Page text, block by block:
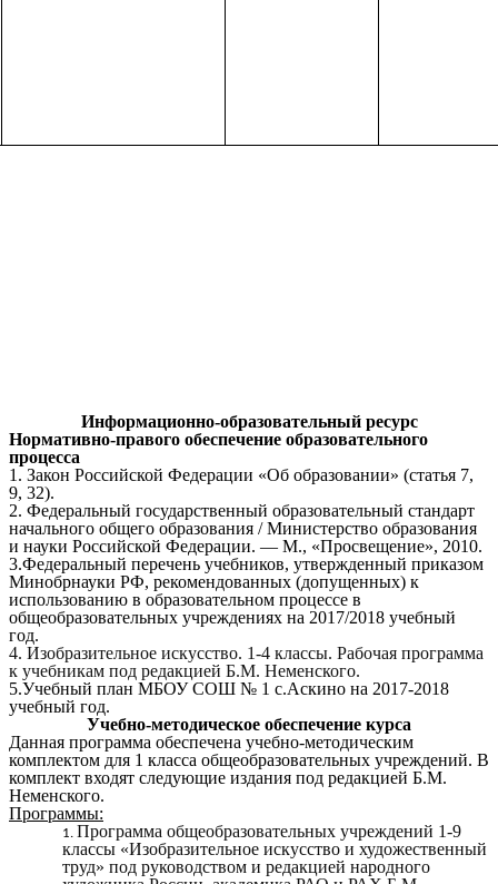
Информационно-образовательный ресурс
Нормативно-правого обеспечение образовательного
процесса
1. Закон Российской Федерации «Об образовании» (статья 7,
9, 32).
2. Федеральный государственный образовательный стандарт
начального общего образования / Министерство образования
и науки Российской Федерации. — М., «Просвещение», 2010.
3.Федеральный перечень учебников, утвержденный приказом
Минобрнауки РФ, рекомендованных (допущенных) к
использованию в образовательном процессе в
общеобразовательных учреждениях на 2017/2018 учебный
год.
4. Изобразительное искусство. 1-4 классы. Рабочая программа
к учебникам под редакцией Б.М. Неменского.
5.Учебный план МБОУ СОШ № 1 с.Аскино на 2017-2018
учебный год.
Учебно-методическое обеспечение курса
Данная программа обеспечена учебно-методическим
комплектом для 1 класса общеобразовательных учреждений. В
комплект входят следующие издания под редакцией Б.М.
Неменского.
Программы:
Программа общеобразовательных учреждений 1-9
классы «Изобразительное искусство и художественный
труд» под руководством и редакцией народного